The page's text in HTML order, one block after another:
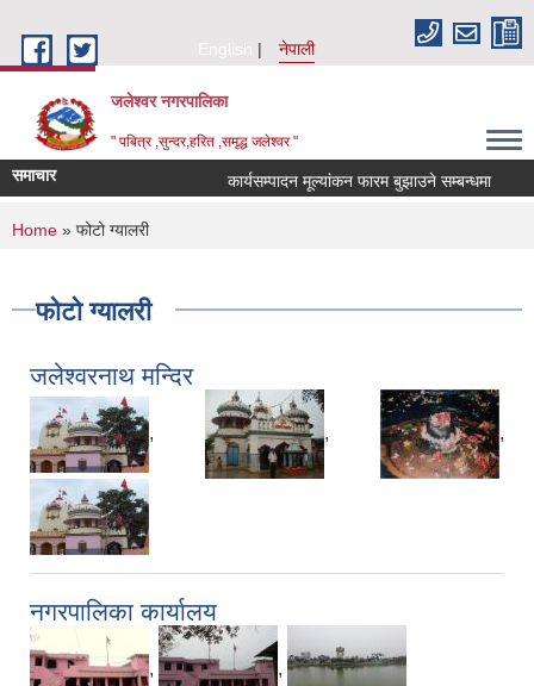
English
नेपाली
जलेश्वर नगरपालिका
" पबित्र ,सुन्दर,हरित ,समृद्ध जलेश्वर "
समाचार कार्यसम्पादन मूल्यांकन फारम बुझाउने सम्बन्धमा
You are here
Home » फोटो ग्यालरी
फोटो ग्यालरी
जलेश्वरनाथ मन्दिर
, , ,
नगरपालिका कार्यालय
, ,